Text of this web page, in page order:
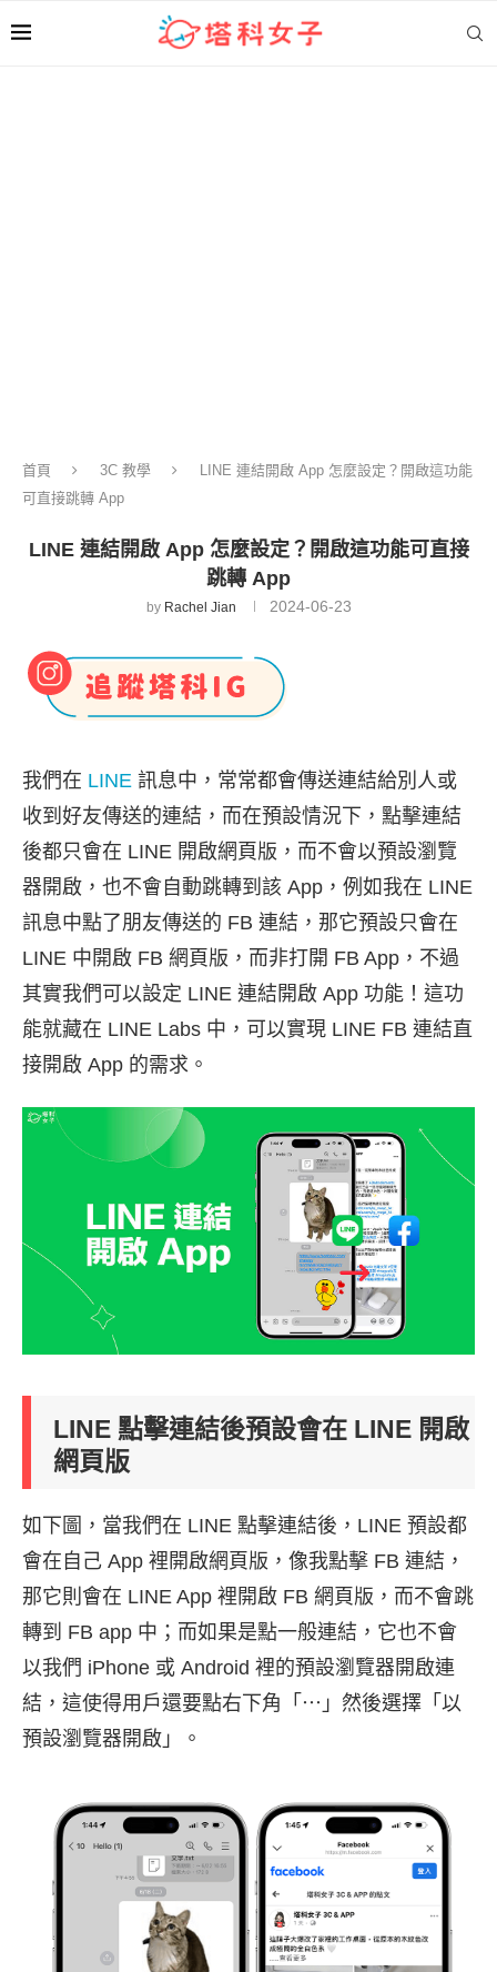
首頁 3C 教學
LINE 連結開啟 App 怎麼設定？開啟這功能
可直接跳轉 App
LINE 連結開啟 App 怎麼設定？開啟這功能可直接
跳轉 App
by Rachel Jian 2024-06-23
我們在 LINE 訊息中，常常都會傳送連結給別人或
收到好友傳送的連結，而在預設情況下，點擊連結
後都只會在 LINE 開啟網頁版，而不會以預設瀏覽
器開啟，也不會自動跳轉到該 App，例如我在 LINE
訊息中點了朋友傳送的 FB 連結，那它預設只會在
LINE 中開啟 FB 網頁版，而非打開 FB App，不過
其實我們可以設定 LINE 連結開啟 App 功能！這功
能就藏在 LINE Labs 中，可以實現 LINE FB 連結直
接開啟 App 的需求。
LINE 點擊連結後預設會在 LINE 開啟
網頁版
如下圖，當我們在 LINE 點擊連結後，LINE 預設都
會在自己 App 裡開啟網頁版，像我點擊 FB 連結，
那它則會在 LINE App 裡開啟 FB 網頁版，而不會跳
轉到 FB app 中；而如果是點一般連結，它也不會
以我們 iPhone 或 Android 裡的預設瀏覽器開啟連
結，這使得用戶還要點右下角「⋯」然後選擇「以
預設瀏覽器開啟」。